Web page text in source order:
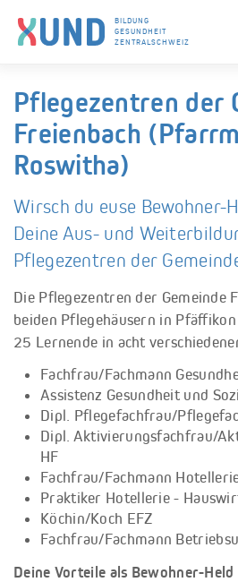
BILDUNG
GESUNDHEIT
ZENTRALSCHWEIZ
Pflegezentren der
Freienbach
Roswitha)
Wirsch du euse Bewohner-
Deine Aus- und
Pflegezentren der
Die Pflegezentren der Gemeinde
beiden Pflegehäusern in
25 Lernende in acht
Fachfrau/Fachmann
Assistenz Gesundheit und
Dipl. Pflegefachfrau/
Dipl. Aktivierungsfachfrau/
HF
Fachfrau/Fachmann
Praktiker Hotellerie -
Köchin/Koch EFZ
Fachfrau/Fachmann
Deine Vorteile als Bewohner-Held